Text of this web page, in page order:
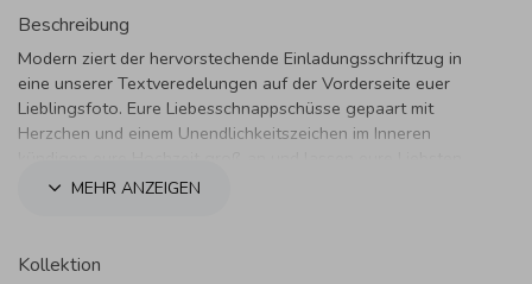
Beschreibung
Modern ziert der hervorstechende Einladungsschriftzug in
eine unserer Textveredelungen auf der Vorderseite euer
Lieblingsfoto. Eure Liebesschnappschüsse gepaart mit
Herzchen und einem Unendlichkeitszeichen im Inneren
wissen, dass es für immer sein soll.
MEHR ANZEIGEN
Kollektion